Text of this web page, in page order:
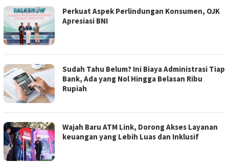
Perkuat Aspek Perlindungan Konsumen, OJK
Apresiasi BNI
Sudah Tahu Belum? Ini Biaya Administrasi Tiap
Bank, Ada yang Nol Hingga Belasan Ribu
Rupiah
Wajah Baru ATM Link, Dorong Akses Layanan
keuangan yang Lebih Luas dan Inklusif